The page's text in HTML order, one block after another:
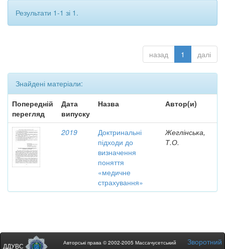
Результати 1-1 зі 1.
назад 1 далі
Знайдені матеріали:
Попередній
перегляд
Дата
випуску
Назва Автор(и)
2019
Доктринальні
підходи до
визначення
поняття
«медичне
страхування»
Жеглінська,
Т.О.
ДДУВС Авторські права © 2002-2005 Массачусетський
Зворотний